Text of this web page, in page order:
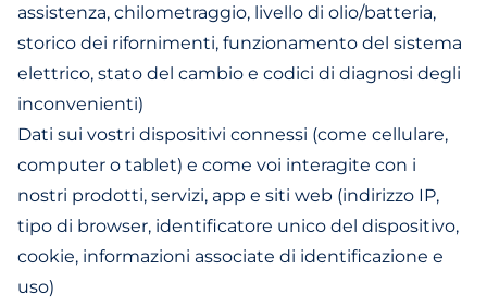
assistenza, chilometraggio, livello di olio/batteria,
storico dei rifornimenti, funzionamento del sistema
elettrico, stato del cambio e codici di diagnosi degli
inconvenienti)
Dati sui vostri dispositivi connessi (come cellulare,
computer o tablet) e come voi interagite con i
nostri prodotti, servizi, app e siti web (indirizzo IP,
tipo di browser, identificatore unico del dispositivo,
cookie, informazioni associate di identificazione e
uso)